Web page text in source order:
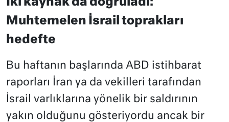
Muhtemelen İsrail toprakları
hedefte
Bu haftanın başlarında ABD istihbarat
raporları İran ya da vekilleri tarafından
İsrail varlıklarına yönelik bir saldırının
yakın olduğunu gösteriyordu ancak bir